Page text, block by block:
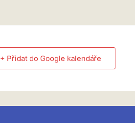
+ Přidat do Google kalendáře